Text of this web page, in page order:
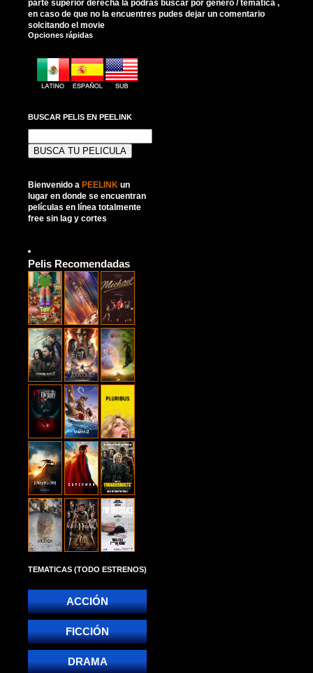
parte superior derecha la podras buscar por genero / tematica ,
en caso de que no la encuentres pudes dejar un comentario
solcitando el movie
Opciones rápidas
BUSCAR PELIS EN PEELINK
Bienvenido a PEELINK un
lugar en donde se encuentran
películas en línea totalmente
free sin lag y cortes
Pelis Recomendadas
TEMATICAS (TODO ESTRENOS)
ACCIÓN
FICCIÓN
DRAMA